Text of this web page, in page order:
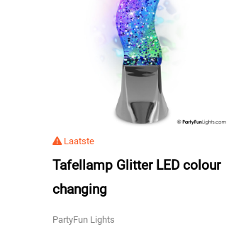
Laatste
Tafellamp Glitter LED colour
changing
PartyFun Lights